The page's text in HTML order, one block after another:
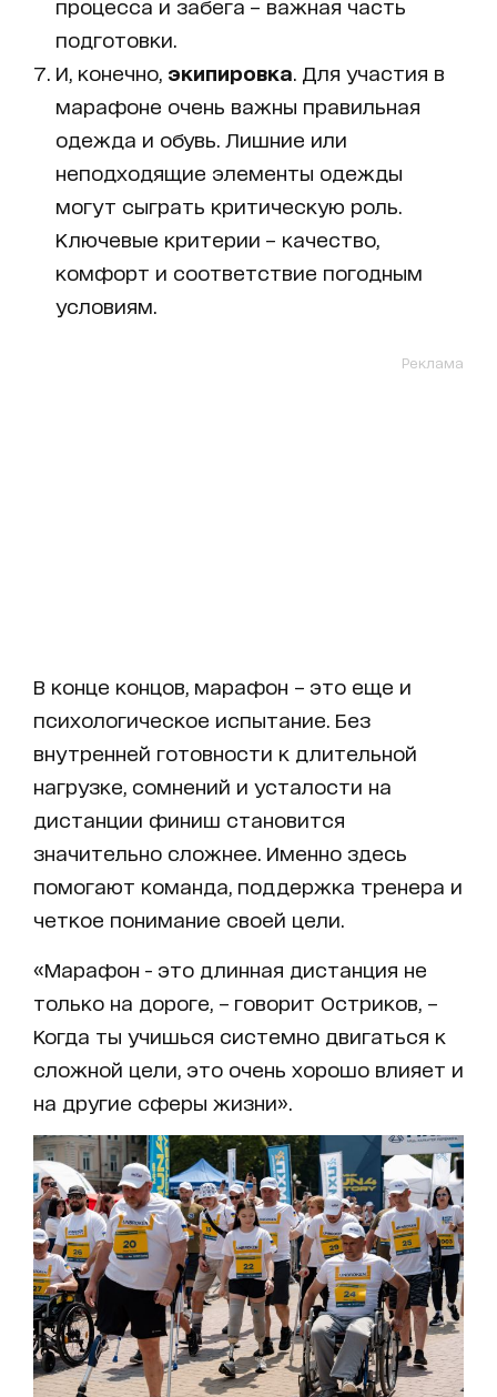
процесса и забега – важная часть
подготовки.
И, конечно, экипировка . Для участия в
марафоне очень важны правильная
одежда и обувь. Лишние или
неподходящие элементы одежды
могут сыграть критическую роль.
Ключевые критерии – качество,
комфорт и соответствие погодным
условиям.
Реклама
В конце концов, марафон – это еще и
психологическое испытание. Без
внутренней готовности к длительной
нагрузке, сомнений и усталости на
дистанции финиш становится
значительно сложнее. Именно здесь
помогают команда, поддержка тренера и
четкое понимание своей цели.
«Марафон - это длинная дистанция не
только на дороге, – говорит Остриков, –
Когда ты учишься системно двигаться к
сложной цели, это очень хорошо влияет и
на другие сферы жизни».